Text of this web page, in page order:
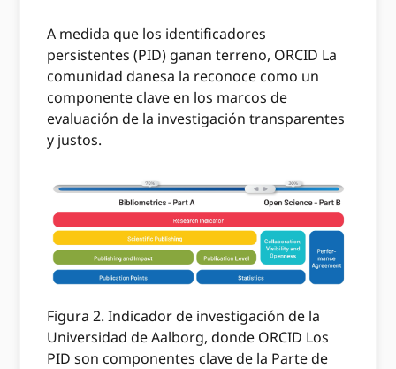
A medida que los identificadores
persistentes (PID) ganan terreno, ORCID La
comunidad danesa la reconoce como un
componente clave en los marcos de
evaluación de la investigación transparentes
y justos.
Figura 2. Indicador de investigación de la
Universidad de Aalborg, donde ORCID Los
PID son componentes clave de la Parte de